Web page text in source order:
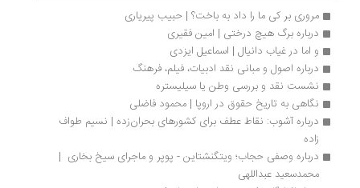
مروری بر کی ما را داد به باخت؟ | حبیب پیریاری
درباره برگ هیچ درختی | امین فقیری
و اما در غیاب دانیال | اسماعیل ایزدی
درباره اصول و مبانی نقد ادبیات، فیلم، فرهنگ
نشست نقد و بررسی وطن یا سیلیستره
نگاهی به تاریخ حقوق در اروپا | محمود فاضلی
درباره آشوب: نقاط عطف برای کشورهای بحران‌زده | نسیم طواف
درباره وصفی حجاب؛ ویتگنشتاین - پوپر و ماجرای سیخ بخاری  |
محمدسعید عبداللهی